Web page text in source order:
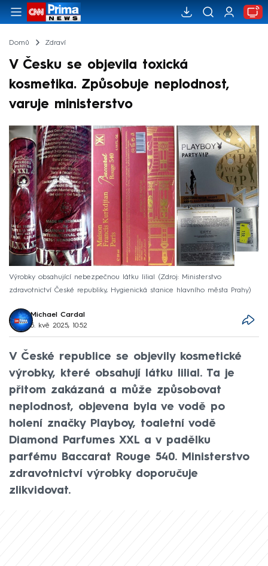
Domů Zdraví
V Česku se objevila toxická
kosmetika. Způsobuje neplodnost,
varuje ministerstvo
Výrobky obsahující nebezpečnou látku lilial
Zdroj: Ministerstvo
zdravotnictví České republiky, Hygienická stanice hlavního města Prahy
Michael Cardal
5. kvě 2025, 10:52
V České republice se objevily kosmetické
výrobky, které obsahují látku lilial. Ta je
přitom zakázaná a může způsobovat
neplodnost, objevena byla ve vodě po
holení značky Playboy, toaletní vodě
Diamond Parfumes XXL a v padělku
parfému Baccarat Rouge 540. Ministerstvo
zdravotnictví výrobky doporučuje
zlikvidovat.